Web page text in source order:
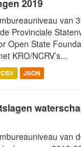
2019
van
Provinciale
Open State
KRO/NCRV’s...
CSV JSON
van